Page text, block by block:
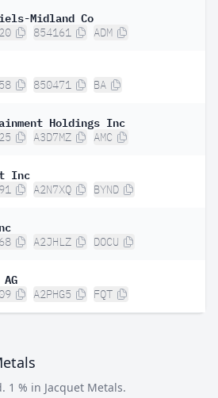
Midland Co
854161 ADM
850471 BA
Holdings Inc
A3D7MZ AMC
Inc
A2N7XQ BYND
A2JHLZ DOCU
A2PHG5 FQT
1 % in Jacquet Metals.